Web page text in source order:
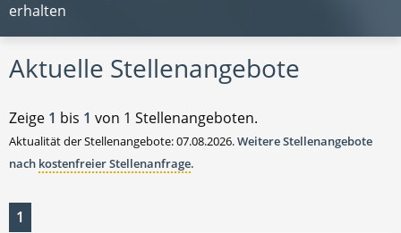
erhalten
Aktuelle Stellenangebote
Zeige 1 bis 1 von 1 Stellenangeboten.
Aktualität der Stellenangebote: 07.08.2026.Weitere Stellenangebote
nach kostenfreier Stellenanfrage.
1